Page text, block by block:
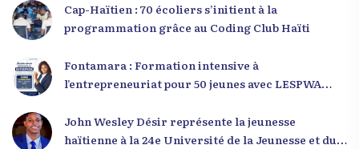
Cap-Haïtien : 70 écoliers s’initient à la
programmation grâce au Coding Club Haïti
Fontamara : Formation intensive à
l’entrepreneuriat pour 50 jeunes avec LESPWA
John Wesley Désir représente la jeunesse
haïtienne à la 24e Université de la Jeunesse et du